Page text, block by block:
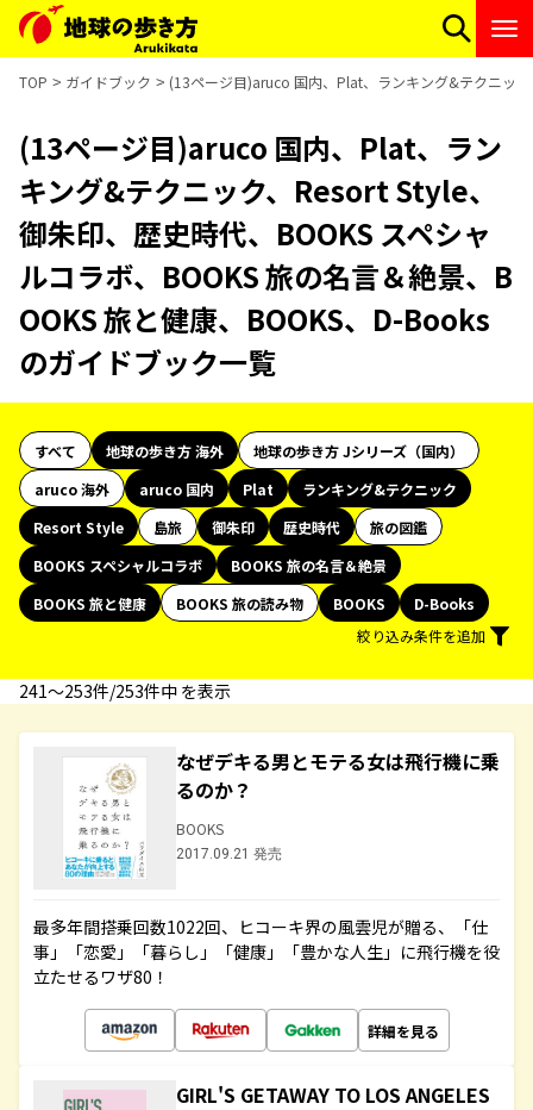
TOP ガイドブック (13ページ目)aruco 国内、Plat、ランキング&テクニッ
(13ページ目)aruco 国内、Plat、ラン
キング&テクニック、Resort Style、
御朱印、歴史時代、BOOKS スペシャ
ルコラボ、BOOKS 旅の名言＆絶景、B
OOKS 旅と健康、BOOKS、D-Books
のガイドブック一覧
すべて 地球の歩き方 海外
地球の歩き方 Jシリーズ（国内）
aruco 海外
aruco 国内 Plat
ランキング&テクニック
Resort Style
島旅 御朱印 歴史時代
旅の図鑑
BOOKS スペシャルコラボ
BOOKS 旅の名言＆絶景
BOOKS 旅と健康
BOOKS 旅の読み物 BOOKS
D-Books
絞り込み条件を追加
241〜253件/253件中 を表示
なぜデキる男とモテる女は飛行機に乗
るのか？
BOOKS
2017.09.21 発売
最多年間搭乗回数1022回、ヒコーキ界の風雲児が贈る、「仕
事」「恋愛」「暮らし」「健康」「豊かな人生」に飛行機を役
立たせるワザ80！
詳細を見る
GIRL'S GETAWAY TO LOS ANGELES